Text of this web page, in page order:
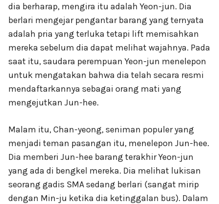
dia berharap, mengira itu adalah Yeon-jun. Dia
berlari mengejar pengantar barang yang ternyata
adalah pria yang terluka tetapi lift memisahkan
mereka sebelum dia dapat melihat wajahnya. Pada
saat itu, saudara perempuan Yeon-jun menelepon
untuk mengatakan bahwa dia telah secara resmi
mendaftarkannya sebagai orang mati yang
mengejutkan Jun-hee.
Malam itu, Chan-yeong, seniman populer yang
menjadi teman pasangan itu, menelepon Jun-hee.
Dia memberi Jun-hee barang terakhir Yeon-jun
yang ada di bengkel mereka. Dia melihat lukisan
seorang gadis SMA sedang berlari (sangat mirip
dengan Min-ju ketika dia ketinggalan bus). Dalam